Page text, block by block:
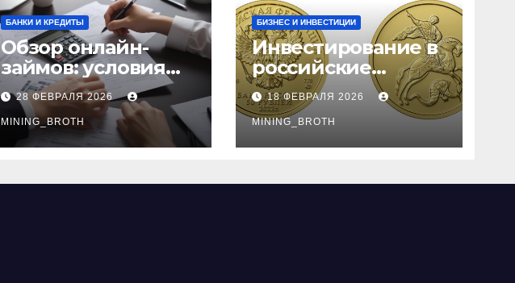
БАНКИ И КРЕДИТЫ
Обзор онлайн-
займов: условия
выдачи,
процентные
ставки и
требования к
28 ФЕВРАЛЯ 2026
MINING_BROTH
БИЗНЕС И ИНВЕСТИЦИИ
Инвестирование в
российские
золотые монеты:
подробное
руководство
18 ФЕВРАЛЯ 2026
MINING_BROTH